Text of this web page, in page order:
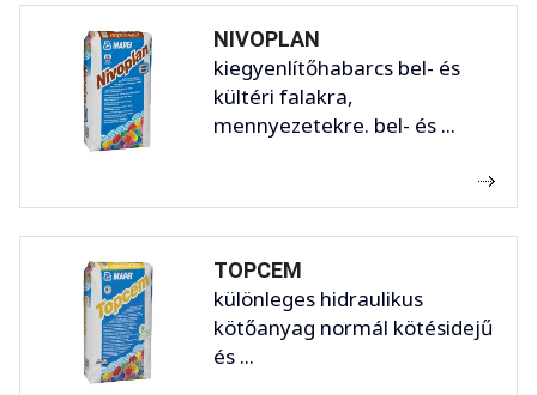
NIVOPLAN
kiegyenlítőhabarcs bel- és
kültéri falakra,
mennyezetekre. bel- és ...
TOPCEM
különleges hidraulikus
kötőanyag normál kötésidejű
és ...